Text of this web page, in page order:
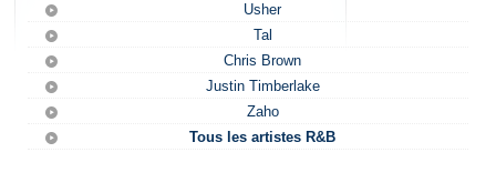
Usher
Tal
Chris Brown
Justin Timberlake
Zaho
Tous les artistes R&B